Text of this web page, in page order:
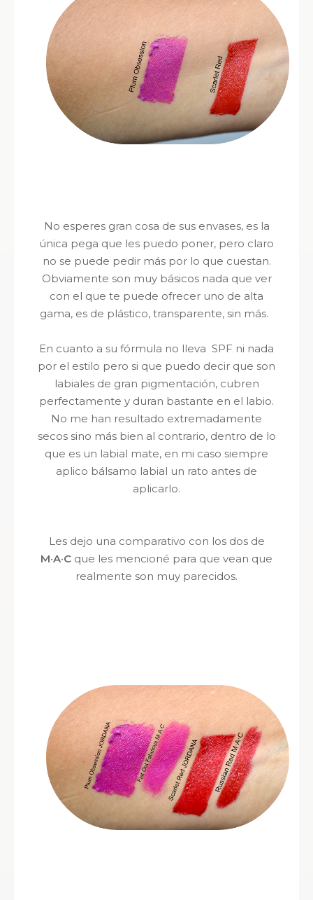
No esperes gran cosa de sus envases, es la
única pega que les puedo poner, pero claro
no se puede pedir más por lo que cuestan.
Obviamente son muy básicos nada que ver
con el que te puede ofrecer uno de alta
gama, es de plástico, transparente, sin más.
En cuanto a su fórmula no lleva SPF ni nada
por el estilo pero si que puedo decir que son
labiales de gran pigmentación, cubren
perfectamente y duran bastante en el labio.
No me han resultado extremadamente
secos sino más bien al contrario, dentro de lo
que es un labial mate, en mi caso siempre
aplico bálsamo labial un rato antes de
aplicarlo.
Les dejo una comparativo con los dos de
M·A·C que les mencioné para que vean que
realmente son muy parecidos.